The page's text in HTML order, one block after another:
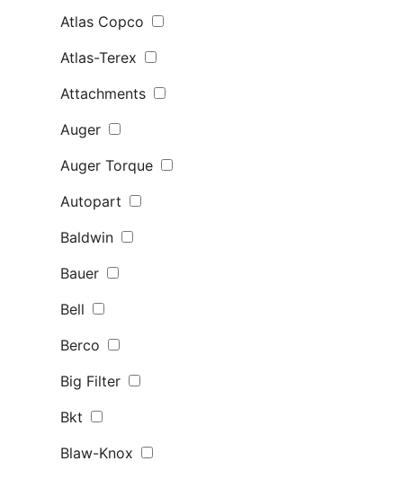
Atlas Copco
Atlas-Terex
Attachments
Auger
Auger Torque
Autopart
Baldwin
Bauer
Bell
Berco
Big Filter
Bkt
Blaw-Knox